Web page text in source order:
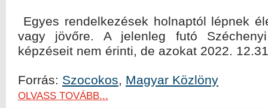
Egyes rendelkezések holnaptól lépnek
vagy jövőre. A jelenleg futó
képzéseit nem érinti, de azokat 2022.
Forrás: Szocokos, Magyar Közlöny
OLVASS TOVÁBB...